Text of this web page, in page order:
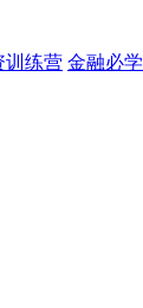
训练营 金融必学